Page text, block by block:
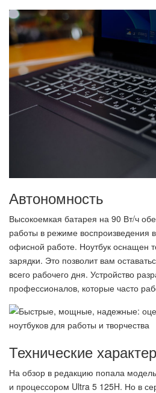
Автономность
Высокоемкая батарея на 90 Вт/ч
работы в режиме воспроизведения
офисной работе. Ноутбук оснащен
зарядки. Это позволит вам
всего рабочего дня. Устройство
профессионалов, которые часто
Технические
На обзор в редакцию попала
и процессором Ultra 5 125H. Но в